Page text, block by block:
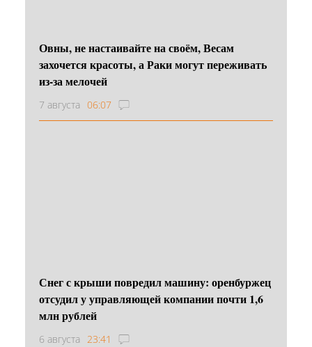
Овны, не настаивайте на своём, Весам
захочется красоты, а Раки могут переживать
из-за мелочей
7 августа 06:07
Снег с крыши повредил машину: оренбуржец
отсудил у управляющей компании почти 1,6
млн рублей
6 августа 23:41